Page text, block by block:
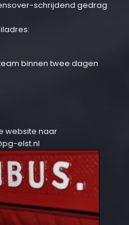
schrijdend gedrag
binnen twee dagen
website naar
elst.nl